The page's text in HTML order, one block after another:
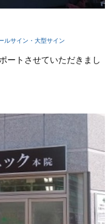
ルサイン・大型サイン
ートさせていただきまし